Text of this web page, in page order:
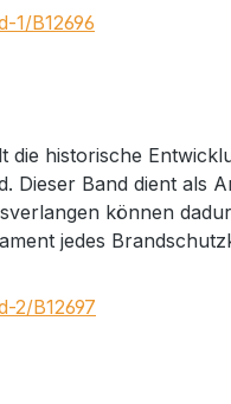
1/B12696
historische
Band dient als
können
jedes
2/B12697